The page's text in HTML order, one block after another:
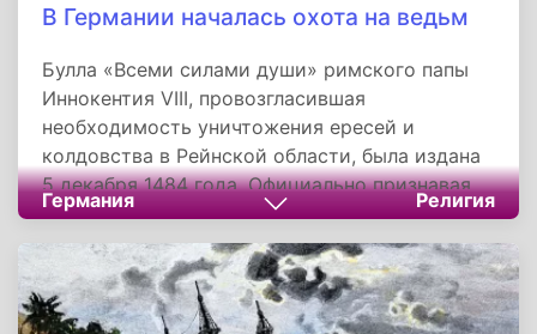
В Германии началась охота на ведьм
Булла «Всеми силами души» римского папы
Иннокентия VIII, провозгласившая
необходимость уничтожения ересей и
колдовства в Рейнской области, была издана
5 декабря 1484 года. Официально признавая
существование ведьм, она давала полное
папское одобрение действиям инквизиции с
разрешением использовать для этого все
необходимые средства.
Германия Религия